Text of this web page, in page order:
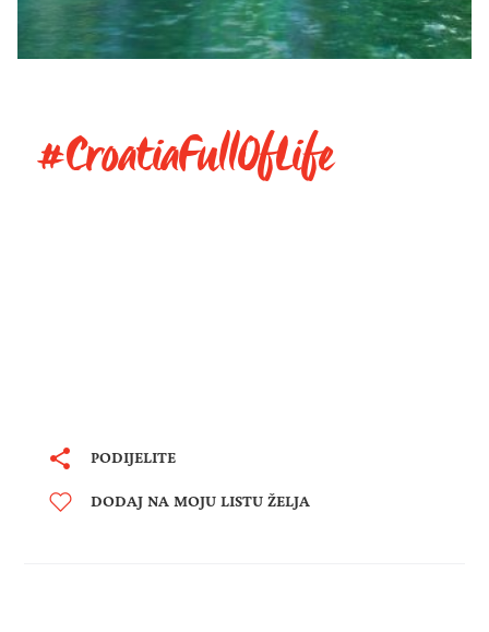
#CroatiaFullOfLife
PODIJELITE
DODAJ NA MOJU LISTU ŽELJA